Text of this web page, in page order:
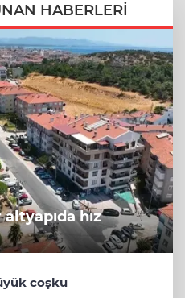
HABERLERİ
hız
coşku